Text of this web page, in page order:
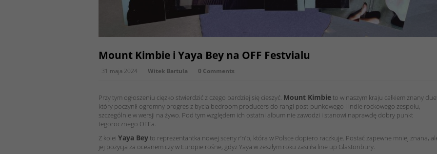
Mount Kimbie i Yaya Bey na OFF Festvialu
31 maja 2024 Witek Bartula 0 Comments
Przy tym ogłoszeniu cięzko stwierdzić z czego bardziej się cieszyć. Mount Kimbieto w naszym kraju całkiem znany
który poczynił ogromny progres z bycia bedroom producers do rangi post-punkowego i indie rockowego zespołu,
szczególnie w wersji na żywo. Pod tym względem ich ostatni album nie zawodzi i stanowi naprawdę dobry punkt
tegorocznego OFFa.
Z kolei Yaya Beyto reprezentantka nowej sceny r’n’b, która w Polsce dopiero raczkuje. Postać zapewne mniej znana,
jej pozycja za oceanem czy w Europie rośne, gdyż Yaya w zeszłym roku zasiliła line up Glastonbury.